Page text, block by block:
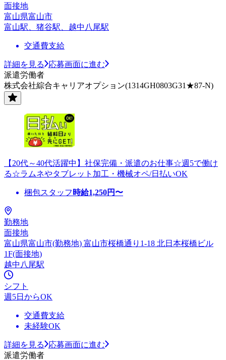
面接地
富山県富山市
富山駅、猪谷駅、越中八尾駅
交通費支給
詳細を見る
応募画面に進む
派遣労働者
株式会社綜合キャリアオプション(1314GH0803G31★87-N)
【20代～40代活躍中】社保完備・派遣のお仕事☆週5で働け
る☆ラムネやタブレット加工・機械オペ/日払いOK
梱包スタッフ 時給1,250円〜
勤務地
面接地
富山県富山市(勤務地) 富山市桜橋通り1-18 北日本桜橋ビル
1F(面接地)
越中八尾駅
シフト
週5日からOK
交通費支給
未経験OK
詳細を見る
応募画面に進む
派遣労働者